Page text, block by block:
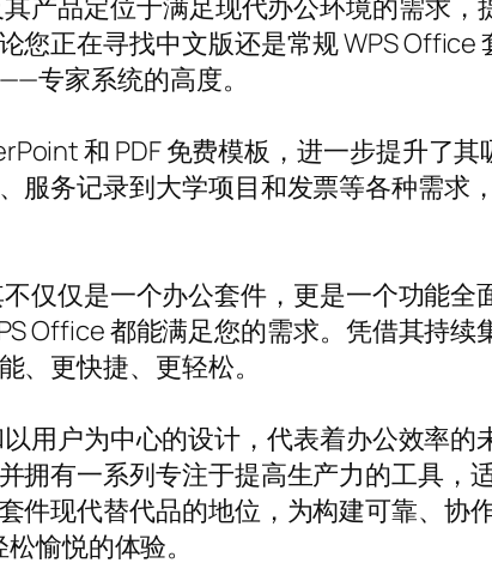
产品定位于满足现代办公环境的需求
正在寻找中文版还是常规 WPS Office
专家系统的高度。
和 PDF 免费模板，进一步提升了
服务记录到大学项目和发票等各种需求
仅仅是一个办公套件，更是一个功能全
Office 都能满足您的需求。凭借其持
更快捷、更轻松。
用户为中心的设计，代表着办公效率的
拥有一系列专注于提高生产力的工具，
件现代替代品的地位，为构建可靠、协
愉悦的体验。